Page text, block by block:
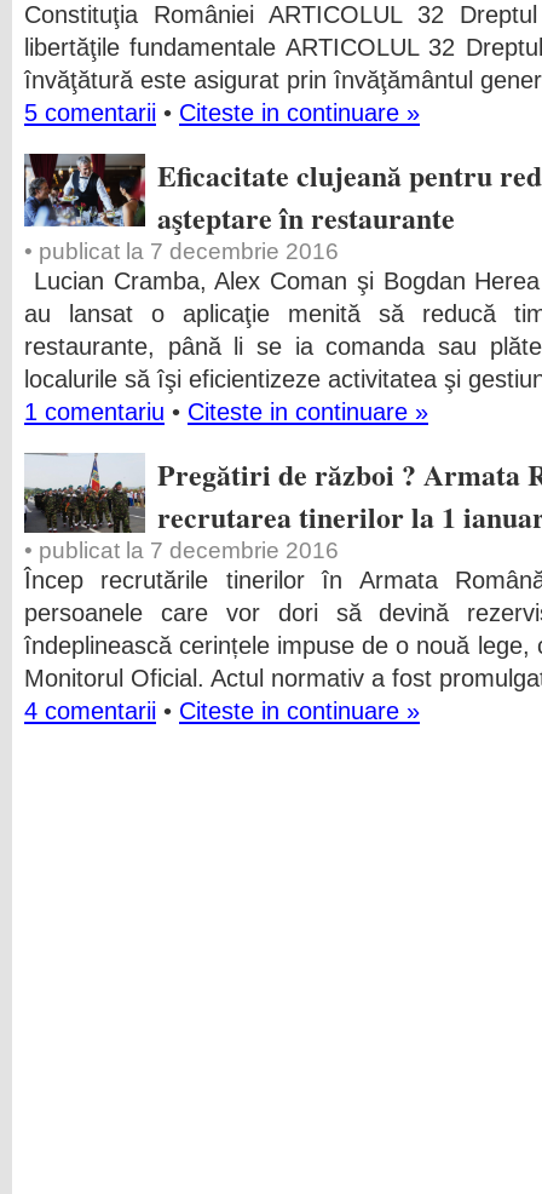
Constituţia României ARTICOLUL 32
libertăţile fundamentale ARTICOLUL 32
învăţătură este asigurat prin învăţământul
5 comentarii • Citeste in continuare »
Eficacitate clujeană pentru
aşteptare în restaurante
• publicat la 7 decembrie 2016
Lucian Cramba, Alex Coman şi Bogdan
au lansat o aplicaţie menită să reducă
restaurante, până li se ia comanda sau
localurile să îşi eficientizeze activitatea şi
1 comentariu • Citeste in continuare »
Pregătiri de război ? Armata
recrutarea tinerilor la 1
• publicat la 7 decembrie 2016
Încep recrutările tinerilor în Armata
persoanele care vor dori să devină
îndeplinească cerințele impuse de o nouă
Monitorul Oficial. Actul normativ a fost
4 comentarii • Citeste in continuare »